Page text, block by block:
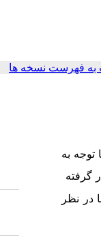
فهرست نسخه ها
توجه به
گرفته
در نظر